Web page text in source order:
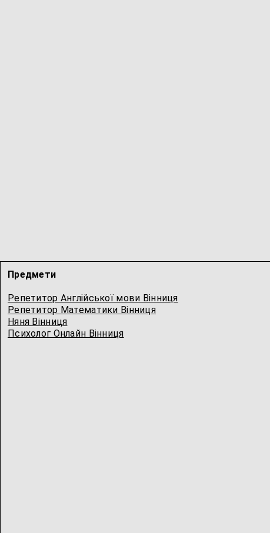
Предмети
Репетитор Англійської мови Вінниця
Репетитор Математики Вінниця
Няня Вінниця
Психолог Онлайн Вінниця